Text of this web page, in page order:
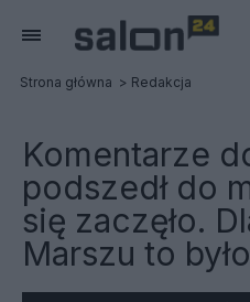
Strona główna Redakcja
Komentarze
podszedł do
się zaczęło.
Marszu to